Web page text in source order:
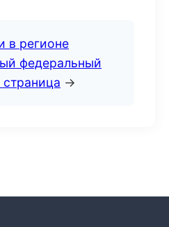
в регионе
федеральный
страница →